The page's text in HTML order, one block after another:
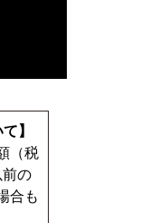
】
（税
前の
合も